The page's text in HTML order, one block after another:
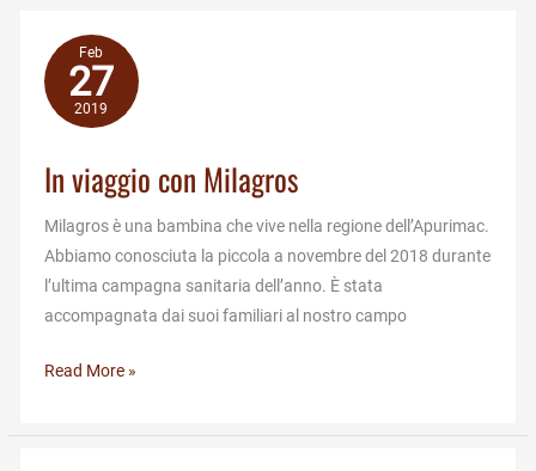
Feb
27
2019
In viaggio con Milagros
Milagros è una bambina che vive nella regione dell’Apurimac.
Abbiamo conosciuta la piccola a novembre del 2018 durante
l’ultima campagna sanitaria dell’anno. È stata
accompagnata dai suoi familiari al nostro campo
In
Read More »